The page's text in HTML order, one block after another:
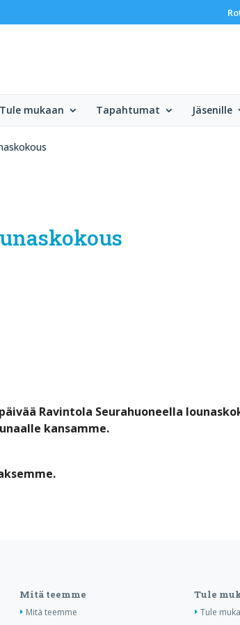
Tule mukaan Tapahtumat Jäsenille
Ravintola Seurahuoneella
kansamme.
Mitä teemme
Mitä teemme
Tule
Tule